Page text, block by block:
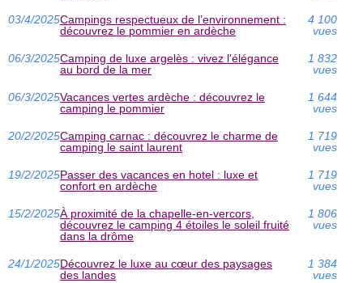
03/4/2025Campings respectueux de l’environnement :
découvrez le pommier en ardèche
4 100
vues
06/3/2025Camping de luxe argelès : vivez l'élégance
au bord de la mer
1 832
vues
06/3/2025Vacances vertes ardèche : découvrez le
camping le pommier
1 644
vues
20/2/2025Camping carnac : découvrez le charme de
camping le saint laurent
1 719
vues
19/2/2025Passer des vacances en hotel : luxe et
confort en ardèche
1 719
vues
15/2/2025À proximité de la chapelle-en-vercors,
découvrez le camping 4 étoiles le soleil fruité
dans la drôme
1 806
vues
24/1/2025Découvrez le luxe au cœur des paysages
des landes
1 384
vues